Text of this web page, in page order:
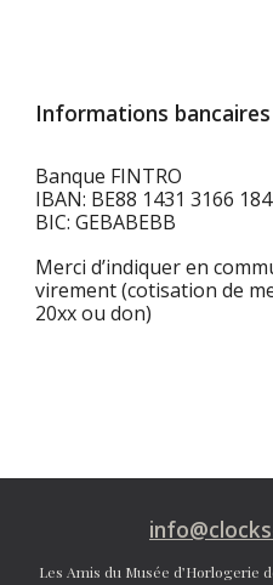
Informations bancaires
Banque FINTRO
IBAN: BE88 1431 3166
BIC: GEBABEBB
Merci d’indiquer en
virement (cotisation de
20xx ou don)
Les Amis du Musée d’Horlogerie